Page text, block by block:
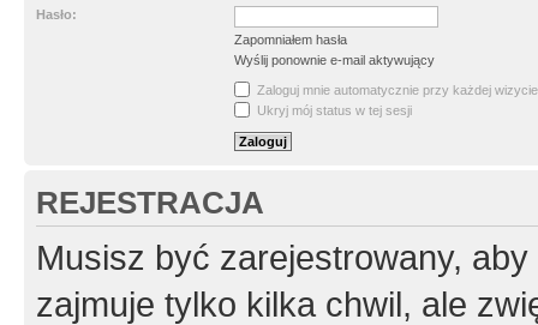
Hasło:
Zapomniałem hasła
Wyślij ponownie e-mail aktywujący
Zaloguj mnie automatycznie przy każdej wizycie
Ukryj mój status w tej sesji
REJESTRACJA
Musisz być zarejestrowany,
zajmuje tylko kilka chwil, ale